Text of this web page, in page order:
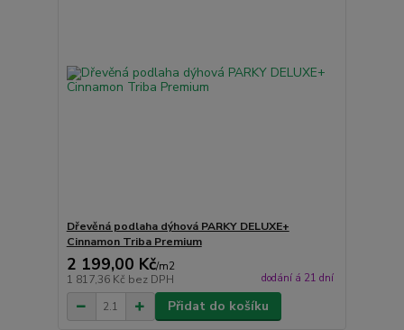
Dřevěná podlaha dýhová PARKY DELUXE+
Cinnamon Triba Premium
2 199,00 Kč/m2
1 817,36 Kč bez DPH dodání á 21 dní
Přidat do košíku